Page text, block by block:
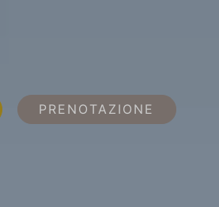
PRENOTAZIONE